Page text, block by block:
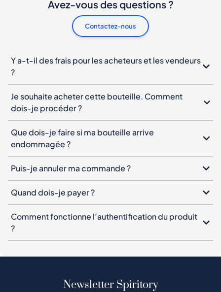
Avez-vous des questions ?
Contactez-nous
Y a-t-il des frais pour les acheteurs et les vendeurs
?
Je souhaite acheter cette bouteille. Comment
dois-je procéder ?
Que dois-je faire si ma bouteille arrive
endommagée ?
Puis-je annuler ma commande ?
Quand dois-je payer ?
Comment fonctionne l’authentification du produit
?
Newsletter Spiritory